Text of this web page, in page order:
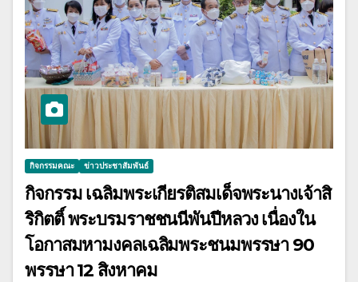
กิจกรรมคณะ ข่าวประชาสัมพันธ์
กิจกรรม เฉลิมพระเกียรติสมเด็จพระนางเจ้าสิ
ริกิตติ์ พระบรมราชชนนีพันปีหลวง เนื่องใน
โอกาสมหามงคลเฉลิมพระชนมพรรษา 90
พรรษา 12 สิงหาคม